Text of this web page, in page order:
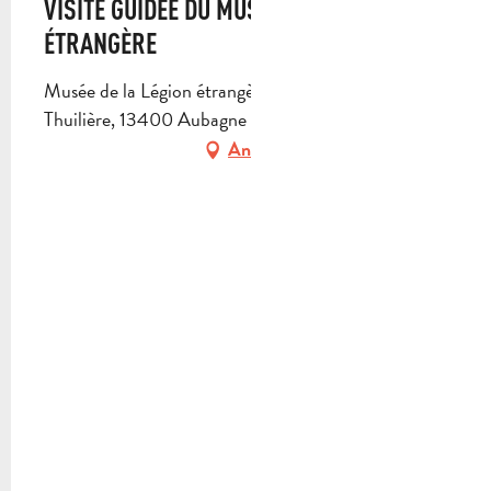
VISITE GUIDÉE DU MUSÉE DE LA LÉGION
ÉTRANGÈRE
Musée de la Légion étrangère, Chemin de la
Thuilière, 13400 Aubagne
Anfahrt